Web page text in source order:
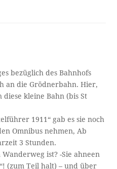
bezüglich des Bahnhofs
an die Grödnerbahn. Hier,
diese kleine Bahn (bis St
1911“ gab es sie noch
Omnibus nehmen, Ab
3 Stunden.
ist? -Sie ahneen
(zum Teil halt) – und über